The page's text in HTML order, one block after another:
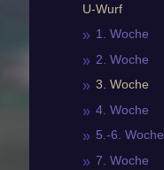
U-Wurf
1. Woche
2. Woche
3. Woche
4. Woche
5.-6. Woche
7. Woche